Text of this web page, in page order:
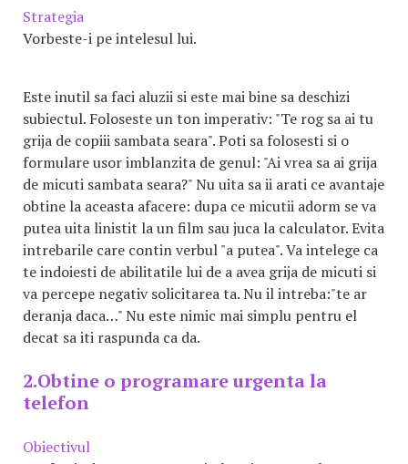
Strategia
Vorbeste-i pe intelesul lui.
Este inutil sa faci aluzii si este mai bine sa deschizi
subiectul. Foloseste un ton imperativ: "Te rog sa ai tu
grija de copiii sambata seara". Poti sa folosesti si o
formulare usor imblanzita de genul: "Ai vrea sa ai grija
de micuti sambata seara?" Nu uita sa ii arati ce avantaje
obtine la aceasta afacere: dupa ce micutii adorm se va
putea uita linistit la un film sau juca la calculator. Evita
intrebarile care contin verbul "a putea". Va intelege ca
te indoiesti de abilitatile lui de a avea grija de micuti si
va percepe negativ solicitarea ta. Nu il intreba:"te ar
deranja daca…" Nu este nimic mai simplu pentru el
decat sa iti raspunda ca da.
2.Obtine o programare urgenta la
telefon
Obiectivul